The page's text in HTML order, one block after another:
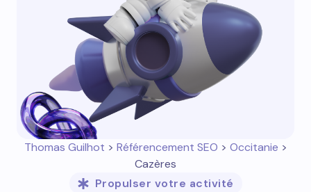
Thomas Guilhot > Référencement SEO > Occitanie >
Cazères
Propulser votre activité